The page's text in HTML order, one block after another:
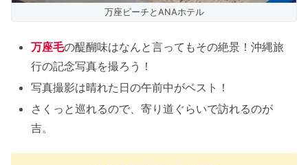
万座ビーチとANAホテル
万座毛の醍醐味はなんと言ってもその絶景！沖縄旅
行の記念写真を撮ろう！
写真撮影は晴れた日の午前中がベスト！
さくっと巡れるので、寄り道ぐらいで訪れるのが
吉。